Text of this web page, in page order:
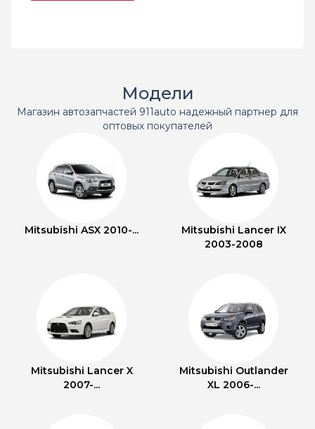
Модели
Магазин автозапчастей 911auto надежный партнер для
оптовых покупателей
Mitsubishi ASX 2010-...
Mitsubishi Lancer IX
2003-2008
Mitsubishi Lancer X
2007-...
Mitsubishi Outlander
XL 2006-...